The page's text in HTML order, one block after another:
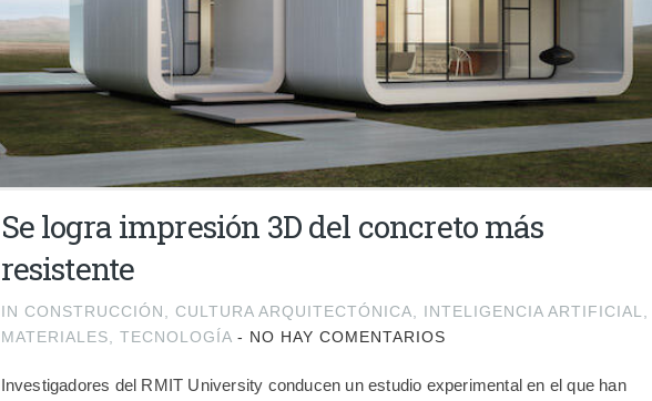
Se logra impresión 3D del concreto más
resistente
IN CONSTRUCCIÓN CULTURA ARQUITECTÓNICA INTELIGENCIA ARTIFICIAL
MATERIALES
TECNOLOGÍA - NO HAY COMENTARIOS
Investigadores del RMIT University conducen un estudio experimental en el que han